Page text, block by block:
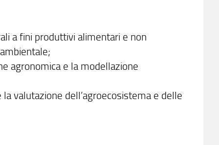
a fini produttivi alimentari e non
agronomica e la modellazione
valutazione dell’agroecosistema e delle